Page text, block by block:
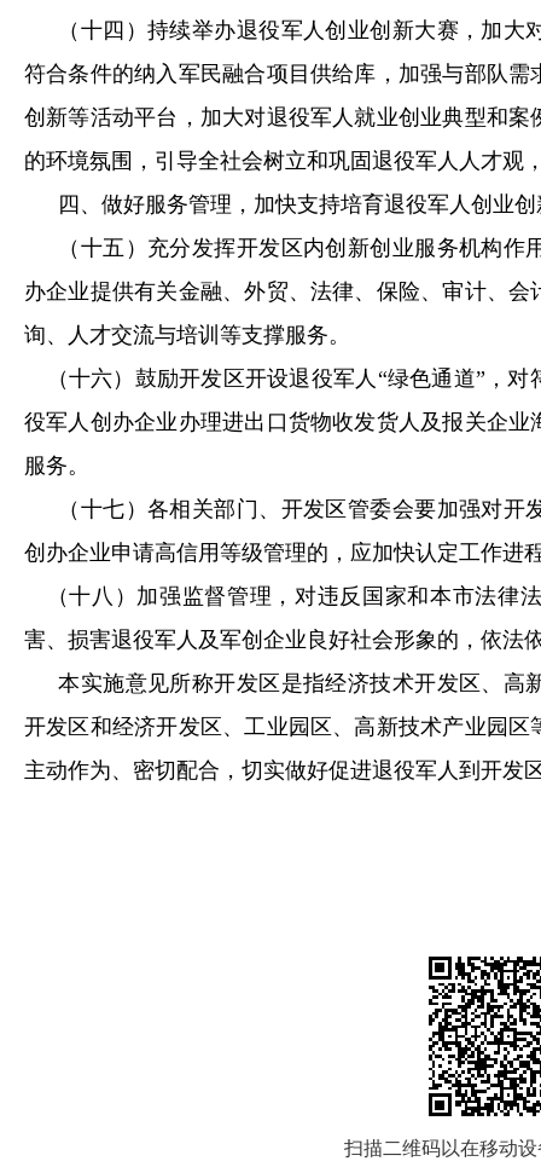
（十四）持续举办退役军人创业创新大赛，加
符合条件的纳入军民融合项目供给库，加强与部队
创新等活动平台，加大对退役军人就业创业典型和
的环境氛围，引导全社会树立和巩固退役军人人才观
四、做好服务管理，加快支持培育退役军人创业
（十五）充分发挥开发区内创新创业服务机构
办企业提供有关金融、外贸、法律、保险、审计、
询、人才交流与培训等支撑服务。
（十六）鼓励开发区开设退役军人“绿色通道”，
役军人创办企业办理进出口货物收发货人及报关企
服务。
（十七）各相关部门、开发区管委会要加强对
创办企业申请高信用等级管理的，应加快认定工作进
（十八）加强监督管理，对违反国家和本市法律
害、损害退役军人及军创企业良好社会形象的，依法
本实施意见所称开发区是指经济技术开发区、高
开发区和经济开发区、工业园区、高新技术产业园
主动作为、密切配合，切实做好促进退役军人到开发
扫描二维码以在移动